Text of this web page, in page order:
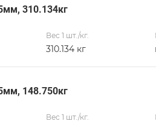
310.134кг
Вес 1 шт./кг.
310.134 кг
148.750кг
Вес 1 шт./кг.